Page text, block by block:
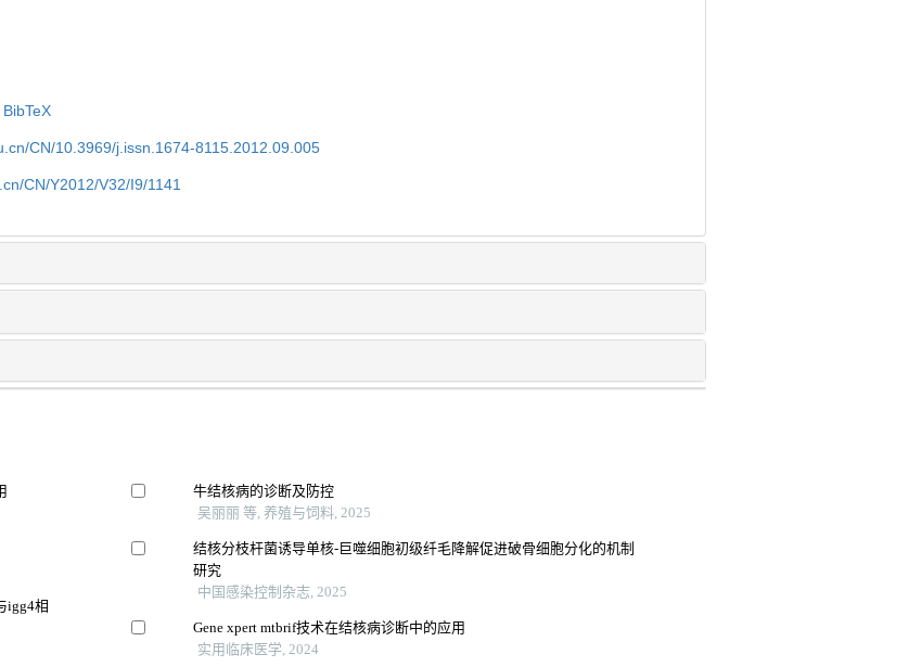
BibTeX
CN/10.3969/j.issn.1674-8115.2012.09.005
CN/Y2012/V32/I9/1141
igg4相
牛结核病的诊断及防控
吴丽丽 等, 养殖与饲料, 2025
结核分枝杆菌诱导单核-巨噬细胞初级纤毛降解促进破骨细胞分化的机制
研究
中国感染控制杂志, 2025
Gene xpert mtbrif技术在结核病诊断中的应用
实用临床医学, 2024